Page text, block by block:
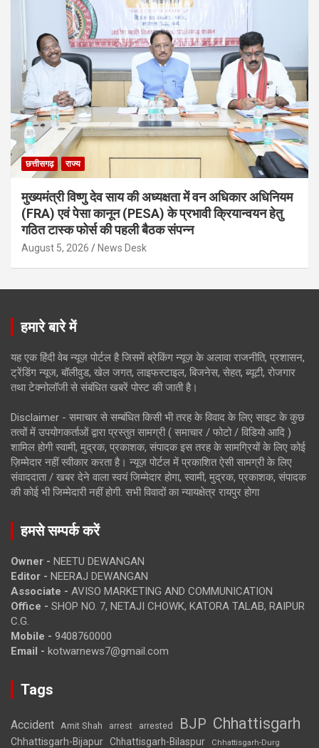
छत्तीसगढ़ राज्य
मुख्यमंत्री विष्णु देव साय की अध्यक्षता में वन अधिकार अधिनियम
(FRA) एवं पेसा कानून (PESA) के प्रभावी क्रियान्वयन हेतु
गठित टास्क फोर्स की पहली बैठक संपन्न
August 5, 2026 News Desk
हमारे बारे में
यह एक हिंदी वेब न्यूज़ पोर्टल है जिसमें ब्रेकिंग न्यूज़ के अलावा राजनीति, प्रशासन,
ट्रेंडिंग न्यूज, बॉलीवुड, खेल जगत, लाइफस्टाइल, बिजनेस, सेहत, ब्यूटी, रोजगार
तथा टेक्नोलॉजी से संबंधित खबरें पोस्ट की जाती है।
Disclaimer - समाचार से सम्बंधित किसी भी तरह के विवाद के लिए साइट के कुछ
तत्वों में उपयोगकर्ताओं द्वारा प्रस्तुत सामग्री ( समाचार / फोटो / विडियो आदि )
शामिल होगी स्वामी, मुद्रक, प्रकाशक, संपादक इस तरह के सामग्रियों के लिए कोई
ज़िम्मेदार नहीं स्वीकार करता है। न्यूज़ पोर्टल में प्रकाशित ऐसी सामग्री के लिए
संवाददाता / खबर देने वाला स्वयं जिम्मेदार होगा, स्वामी, मुद्रक, प्रकाशक, संपादक
की कोई भी जिम्मेदारी नहीं होगी. सभी विवादों का न्यायक्षेत्र रायपुर होगा
हमसे सम्पर्क करें
Owner - NEETU DEWANGAN
Editor - NEERAJ DEWANGAN
Associate - AVISO MARKETING AND COMMUNICATION
Office - SHOP NO. 7, NETAJI CHOWK, KATORA TALAB, RAIPUR
C.G.
Mobile - 9408760000
Email - kotwarnews7@gmail.com
Tags
Accident Amit Shah arrest arrested BJP Chhattisgarh
Chhattisgarh-Bijapur Chhattisgarh-Bilaspur Chhattisgarh-Durg